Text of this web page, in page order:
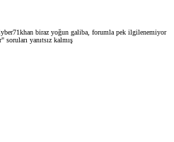
biraz yoğun galiba, forumla pek ilgilenemiyor
yanıtsız kalmış